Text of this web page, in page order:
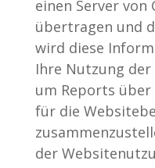
einen Server von
übertragen und
wird diese
Ihre Nutzung
um Reports
für die
der